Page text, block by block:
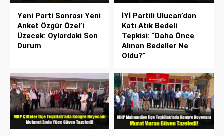
Yeni Parti Sonrası Yeni
Anket Özgür Özel’i
Üzecek: Oylardaki Son
Durum
İYİ Partili Ulucan’dan
Katı Atık Bedeli
Tepkisi: “Daha Önce
Alınan Bedeller Ne
Oldu?”